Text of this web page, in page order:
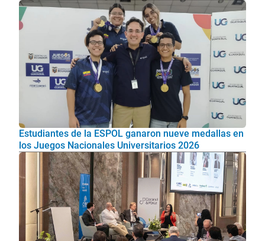
Estudiantes de la ESPOL ganaron nueve medallas en
los Juegos Nacionales Universitarios 2026